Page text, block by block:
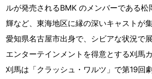
ルが発売されるBMK のメンバーである松
輝など、東海地区に縁の深いキャストが
愛知県名古屋市出身で、シビアな状況で
エンターテインメントを得意とする刈馬
刈馬は「クラッシュ・ワルツ」で第19回